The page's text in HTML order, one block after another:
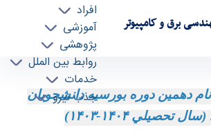
برق و کامپیوتر
افراد
آموزشی
پژوهشی
روابط بین الملل
خدمات
جذب نیرو
نام بورسيه دانشجويان مستعد
دانشگاه تهران - ece- دانشکده مهندسی برق و
دهمين دوره بورسيه دانشجويان
(سال تحصيلي۱۴۰۴-۱۴۰۳)